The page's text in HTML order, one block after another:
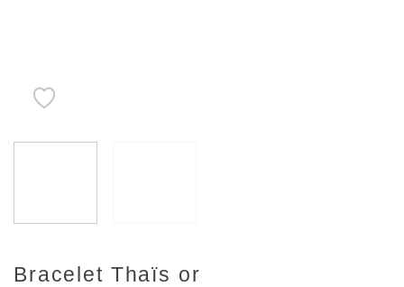
Bracelet Thaïs or